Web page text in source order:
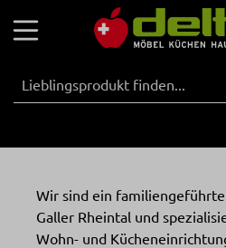
Zum Hauptinhalt springen
Wir sind ein
Galler Rheintal und
Wohn- und